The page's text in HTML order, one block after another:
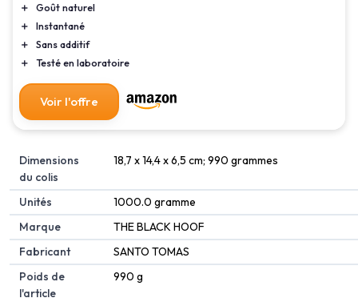
＋
Goût naturel
＋
Instantané
＋
Sans additif
＋
Testé en laboratoire
Voir l'offre
Dimensions
du colis
‎18,7 x 14,4 x 6,5 cm; 990 grammes
Unités
‎1000.0 gramme
Marque
‎THE BLACK HOOF
Fabricant
‎SANTO TOMAS
Poids de
l'article
‎990 g